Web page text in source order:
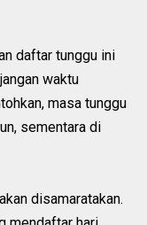
daftar tunggu ini
waktu
masa tunggu
sementara di
disamaratakan.